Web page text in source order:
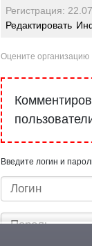
Регистрация:
Редактировать
Оцените организацию
Введите логин и